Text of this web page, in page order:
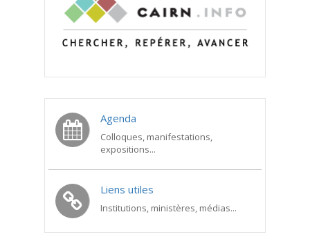
Agenda
Colloques, manifestations,
expositions...
Liens utiles
Institutions, ministères, médias...